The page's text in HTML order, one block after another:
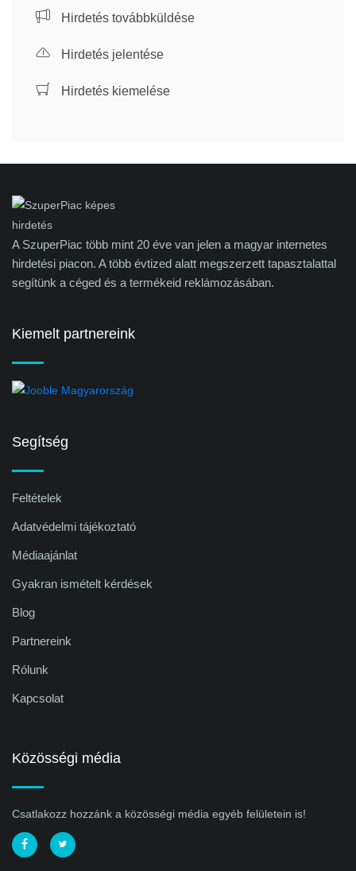
Hirdetés továbbküldése
Hirdetés jelentése
Hirdetés kiemelése
A SzuperPiac több mint 20 éve van jelen a magyar internetes
hirdetési piacon. A több évtized alatt megszerzett tapasztalattal
segítünk a céged és a termékeid reklámozásában.
Kiemelt partnereink
Segítség
Feltételek
Adatvédelmi tájékoztató
Médiaajánlat
Gyakran ismételt kérdések
Blog
Partnereink
Rólunk
Kapcsolat
Közösségi média
Csatlakozz hozzánk a közösségi média egyéb felületein is!